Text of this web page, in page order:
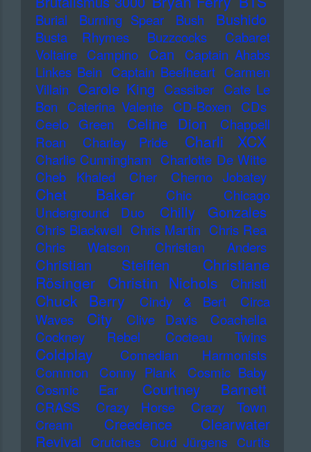
Burial Burning Spear Bush Bushido
Busta Rhymes Buzzcocks
Cabaret
Voltaire Campino Can
Captain Ahabs
Linkes Bein Captain Beefheart Carmen
Villain Carole King Cassiber Cate Le
Bon
Caterina Valente CD-Boxen
CDs
Ceelo Green
Celine Dion
Chappell
Roan
Charley Pride Charli XCX
Charlie Cunningham Charlotte De Witte
Cheb Khaled
Cher Cherno Jobatey
Chet Baker Chic
Chicago
Underground Duo
Chilly Gonzales
Chris Blackwell Chris Martin Chris Rea
Chris Watson
Christian Anders
Christian Steiffen
Christiane
Rösinger
Christin Nichols Christl
Chuck Berry Cindy & Bert
Circa
Waves
City Clive Davis
Coachella
Cockney Rebel
Cocteau Twins
Coldplay
Comedian Harmonists
Common
Conny Plank
Cosmic Baby
Cosmic Ear
Courtney Barnett
CRASS Crazy Horse Crazy Town
Cream
Creedence Clearwater
Revival
Crutches Curd Jürgens Curtis